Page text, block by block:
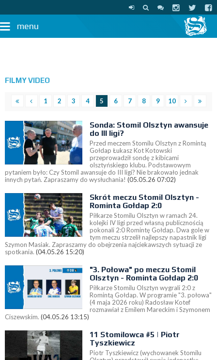
menu
FILMY VIDEO
1 2 3 4 5 6 7 8 9 10
Sonda: Stomil Olsztyn awansuje
do III ligi?
Przed meczem Stomilu Olsztyn z Romintą
Gołdap Łukasz Kot Kotowski
przeprowadził sondę z kibicami
olsztyńskiego klubu. Podstawowym
pytaniem było: Czy Stomil awansuje do III ligi? Nie brakowało jednak
innych pytań. Zapraszamy do wysłuchania! (05.05.26 07:02)
Skrót meczu Stomil Olsztyn -
Rominta Gołdap 2:0
Piłkarze Stomilu Olsztyn w ramach 24.
kolejki IV ligi przed własną publicznością
pokonali 2:0 Romintę Gołdap. Dwa gole w
tym meczu strzelił najlepszy napastnik ligi
Szymon Masiak. Zapraszamy do obejrzenia najciekawszych sytuacji ze
spotkania. (04.05.26 15:20)
"3. Połowa" po meczu Stomil
Olsztyn - Rominta Gołdap 2:0
Piłkarze Stomilu Olsztyn wygrali 2:0 z
Romintą Gołdap. W programie "3. połowa"
(4 maja 2026 roku) Radosław Kotef
rozmawiał z Emilem Mareckim i Szymonem
Ciszewskim. (04.05.26 13:15)
11 Stomilowca #5 | Piotr
Tyszkiewicz
Piotr Tyszkiewicz (wychowanek Stomilu